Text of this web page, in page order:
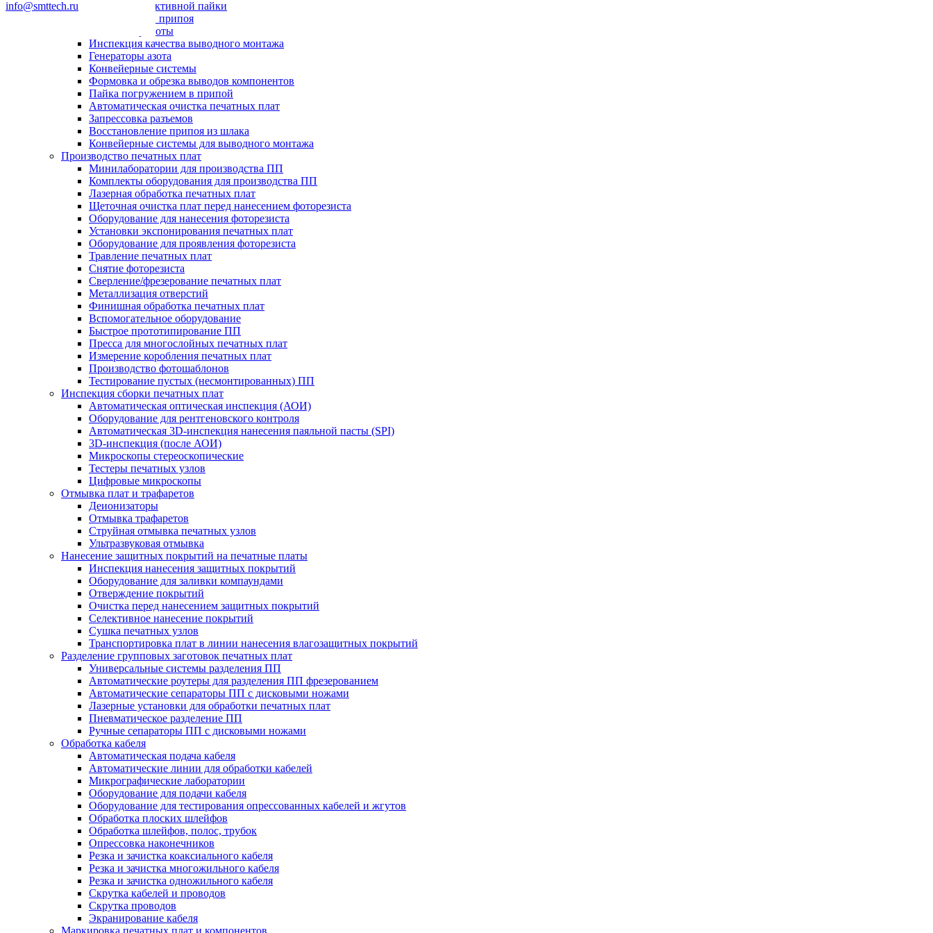
info@smttech.ru
Системы селективной пайки
Пайка волной припоя
Паяльные роботы
Инспекция качества выводного монтажа
Генераторы азота
Конвейерные системы
Формовка и обрезка выводов компонентов
Пайка погружением в припой
Автоматическая очистка печатных плат
Запрессовка разъемов
Восстановление припоя из шлака
Конвейерные системы для выводного монтажа
Производство печатных плат
Минилаборатории для производства ПП
Комплекты оборудования для производства ПП
Лазерная обработка печатных плат
Щеточная очистка плат перед нанесением фоторезиста
Оборудование для нанесения фоторезиста
Установки экспонирования печатных плат
Оборудование для проявления фоторезиста
Травление печатных плат
Снятие фоторезиста
Сверление/фрезерование печатных плат
Металлизация отверстий
Финишная обработка печатных плат
Вспомогательное оборудование
Быстрое прототипирование ПП
Пресса для многослойных печатных плат
Измерение коробления печатных плат
Производство фотошаблонов
Тестирование пустых (несмонтированных) ПП
Инспекция сборки печатных плат
Автоматическая оптическая инспекция (АОИ)
Оборудование для рентгеновского контроля
Автоматическая 3D-инспекция нанесения паяльной пасты (SPI)
3D-инспекция (после АОИ)
Микроскопы стереоскопические
Тестеры печатных узлов
Цифровые микроскопы
Отмывка плат и трафаретов
Деионизаторы
Отмывка трафаретов
Струйная отмывка печатных узлов
Ультразвуковая отмывка
Нанесение защитных покрытий на печатные платы
Инспекция нанесения защитных покрытий
Оборудование для заливки компаундами
Отверждение покрытий
Очистка перед нанесением защитных покрытий
Селективное нанесение покрытий
Сушка печатных узлов
Транспортировка плат в линии нанесения влагозащитных покрытий
Разделение групповых заготовок печатных плат
Универсальные системы разделения ПП
Автоматические роутеры для разделения ПП фрезерованием
Автоматические сепараторы ПП с дисковыми ножами
Лазерные установки для обработки печатных плат
Пневматическое разделение ПП
Ручные сепараторы ПП с дисковыми ножами
Обработка кабеля
Автоматическая подача кабеля
Автоматические линии для обработки кабелей
Микрографические лаборатории
Оборудование для подачи кабеля
Оборудование для тестирования опрессованных кабелей и жгутов
Обработка плоских шлейфов
Обработка шлейфов, полос, трубок
Опрессовка наконечников
Резка и зачистка коаксиального кабеля
Резка и зачистка многожильного кабеля
Резка и зачистка одножильного кабеля
Скрутка кабелей и проводов
Скрутка проводов
Экранирование кабеля
Маркировка печатных плат и компонентов